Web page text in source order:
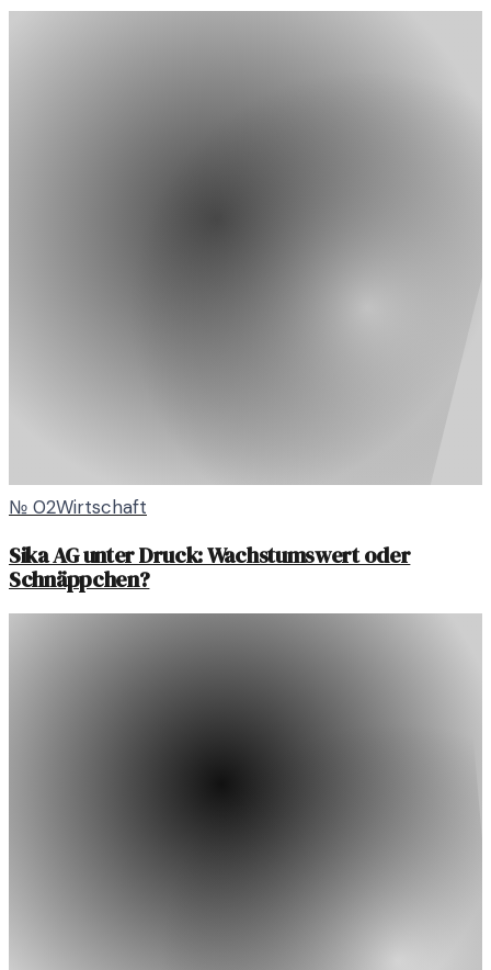
№ 02Wirtschaft
Sika AG unter Druck: Wachstumswert oder
Schnäppchen?